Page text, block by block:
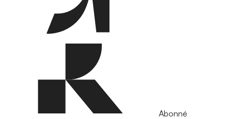
Abonné